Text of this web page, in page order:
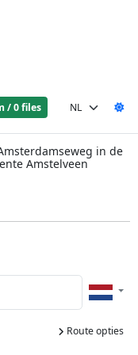
/ 0 files
in de
Amstelveen
Route opties